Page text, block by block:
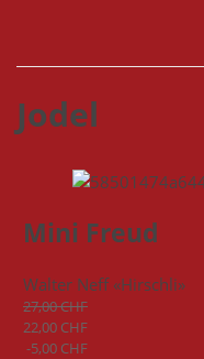
Jodel
Mini Freud
Walter Neff «Hirschli»
27,00 CHF
22,00 CHF
-5,00 CHF